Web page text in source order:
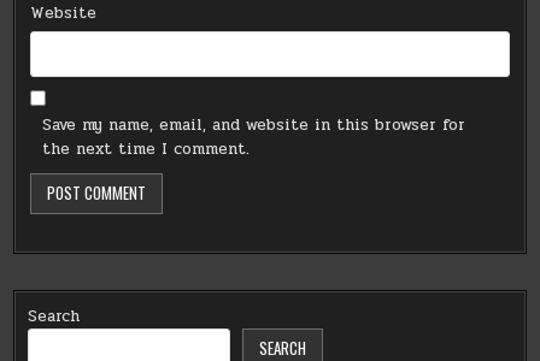
Website
Save my name, email, and website in this browser for
the next time I comment.
Search
SEARCH